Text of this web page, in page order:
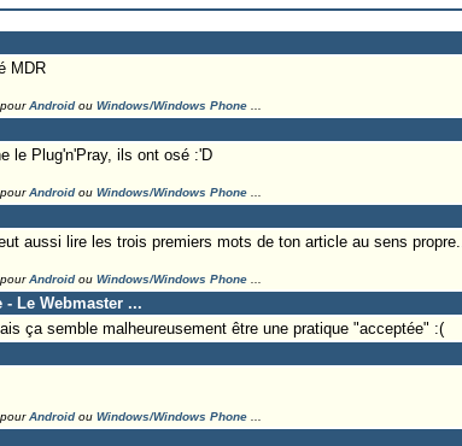
MDR
Androidou Windows/Windows Phone...
le Plug'n'Pray, ils ont osé :'D
Androidou Windows/Windows Phone...
aussi lire les trois premiers mots de ton article au sens propre...
Androidou Windows/Windows Phone...
- Le Webmaster ...
ça semble malheureusement être une pratique "acceptée" :(
Androidou Windows/Windows Phone...